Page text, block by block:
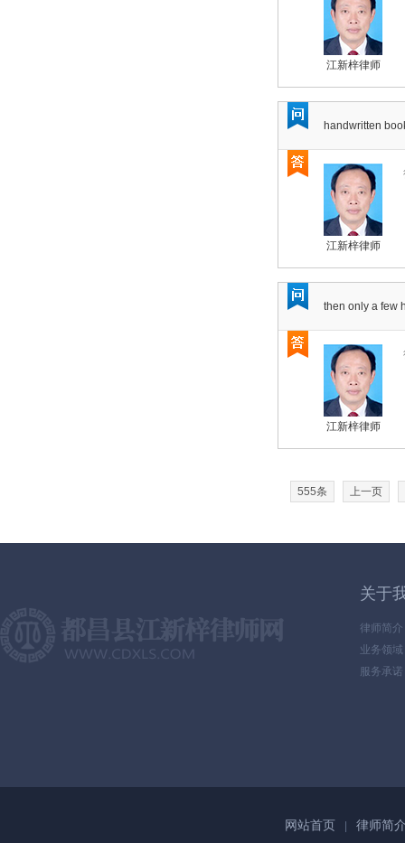
江新梓律师
handwritten
江新梓律师
then only a few
江新梓律师
555条 上一页
关于
律师简介
业务领域
服务承诺
网站首页 律师简